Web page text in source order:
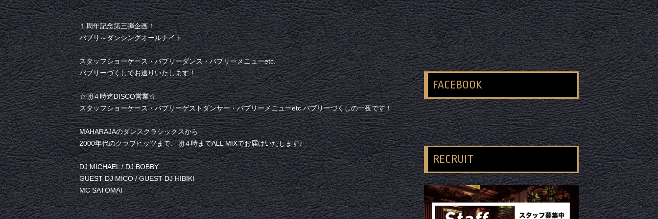
１周年記念第三弾企画！
バブリ～ダンシングオールナイト
スタッフショーケース・バブリーダンス・バブリーメニューetc.
バブリーづくしでお送りいたします！
☆朝４時迄DISCO営業☆
スタッフショーケース・バブリーゲストダンサー・バブリーメニューetc.バブリーづくしの一夜です！
MAHARAJAのダンスクラシックスから
2000年代のクラブヒッツまで、朝４時までALL MIXでお届けいたします♪
DJ MICHAEL / DJ BOBBY
GUEST DJ MICO / GUEST DJ HIBIKI
MC SATOMAI
FACEBOOK
RECRUIT